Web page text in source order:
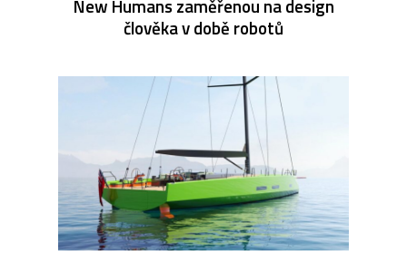
New Humans zaměřenou na design
člověka v době robotů